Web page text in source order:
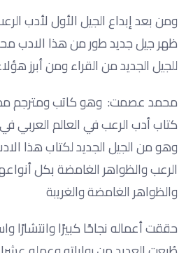
ومن بعد إبداع الجيل الأول لأدب
ظهر جيل جديد طور من هذا الادب
للجيل الجديد من القراء ومن أبرز
محمد عصمت: وهو كاتب ومترجم
كتاب أدب الرعب في العالم العربي
وهو من الجيل الجديد لكتاب هذا
الرعب والظواهر الغامضة بكل
والظواهر الغامضة والغريبة
حققت أعماله نجاحًا كبيرًا وانتشارًا